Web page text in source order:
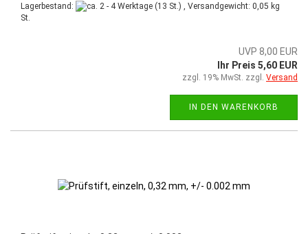
Lagerbestand:
(13 St.) , Versandgewicht: 0,05 kg
St.
UVP 8,00 EUR
Ihr Preis 5,60 EUR
zzgl. 19% MwSt. zzgl. Versand
IN DEN WARENKORB